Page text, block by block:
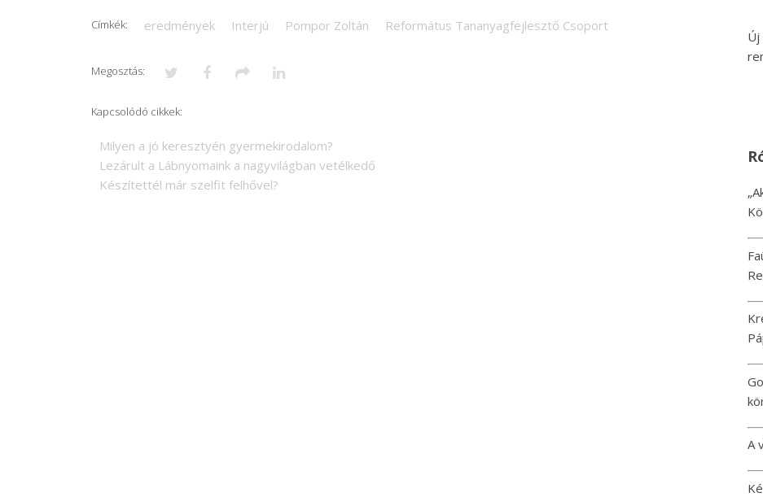
Címkék: eredmények Interjú Pompor Zoltán Református Tananyagfejlesztő Csoport
Megosztás:
Kapcsolódó cikkek:
Milyen a jó keresztyén gyermekirodalom?
Lezárult a Lábnyomaink a nagyvilágban vetélkedő
Készítettél már szelfit felhővel?
A